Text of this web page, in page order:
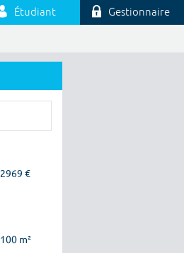
Étudiant Gestionnaire
2969 €
100 m²